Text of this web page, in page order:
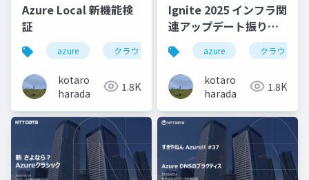
Azure Local 新機能検
証
azure クラウド ハイブリッド vm管理
kotaro
harada
1.8K
Ignite 2025 インフラ関
連アップデート振り返
り
azure クラウド
kotaro
harada
1.8K